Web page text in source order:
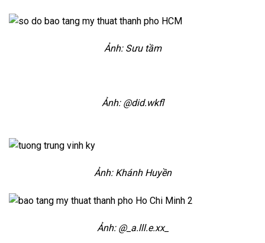
Ảnh: Sưu tầm
Ảnh: @did.wkfl
Ảnh: Khánh Huyền
Ảnh: @_a.lll.e.xx_